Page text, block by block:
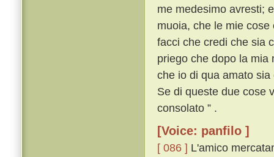
me medesimo avresti;
muoia, che le mie
facci che credi che sia
priego che dopo la mia
che io di qua amato
Se di queste due cose
consolato ” .
[Voice: panfilo ]
[ 086 ] L'amico